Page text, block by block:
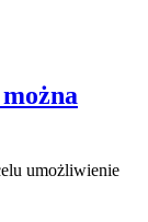
umożliwienie